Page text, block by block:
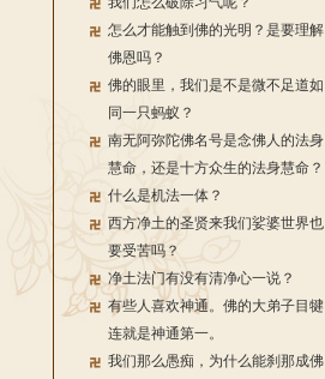
怎么才能触到佛的光明？是要理解
佛恩吗？
佛的眼里，我们是不是微不足道如
同一只蚂蚁？
南无阿弥陀佛名号是念佛人的法身
慧命，还是十方众生的法身慧命？
什么是机法一体？
西方净土的圣贤来我们娑婆世界也
要受苦吗？
净土法门有没有清净心一说？
有些人喜欢神通。佛的大弟子目犍
连就是神通第一。
我们那么愚痴，为什么能刹那成佛